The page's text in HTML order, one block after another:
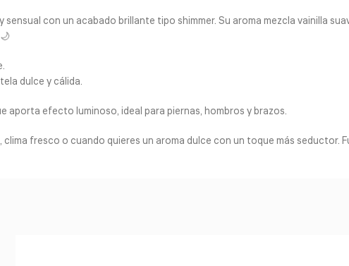
sensual con un acabado brillante tipo shimmer. Su aroma mezcla vainilla
dulce y cálida.
aporta efecto luminoso, ideal para piernas, hombros y brazos.
fresco o cuando quieres un aroma dulce con un toque más seductor.